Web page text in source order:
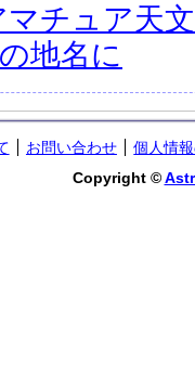
マチュア天
地名に
お問い合わせ
個人情
Copyright ©